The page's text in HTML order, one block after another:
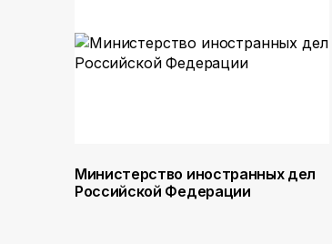
Министерство иностранных дел
Российской Федерации